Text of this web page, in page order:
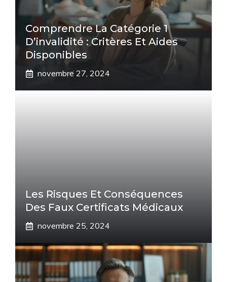
Comprendre La Catégorie 1
D’invalidité : Critères Et Aides
Disponibles
novembre 27, 2024
Les Risques Et Conséquences
Des Faux Certificats Médicaux
novembre 25, 2024